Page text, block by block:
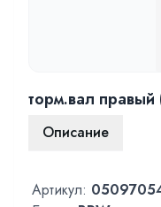
торм.вал
Описание
Артикул: